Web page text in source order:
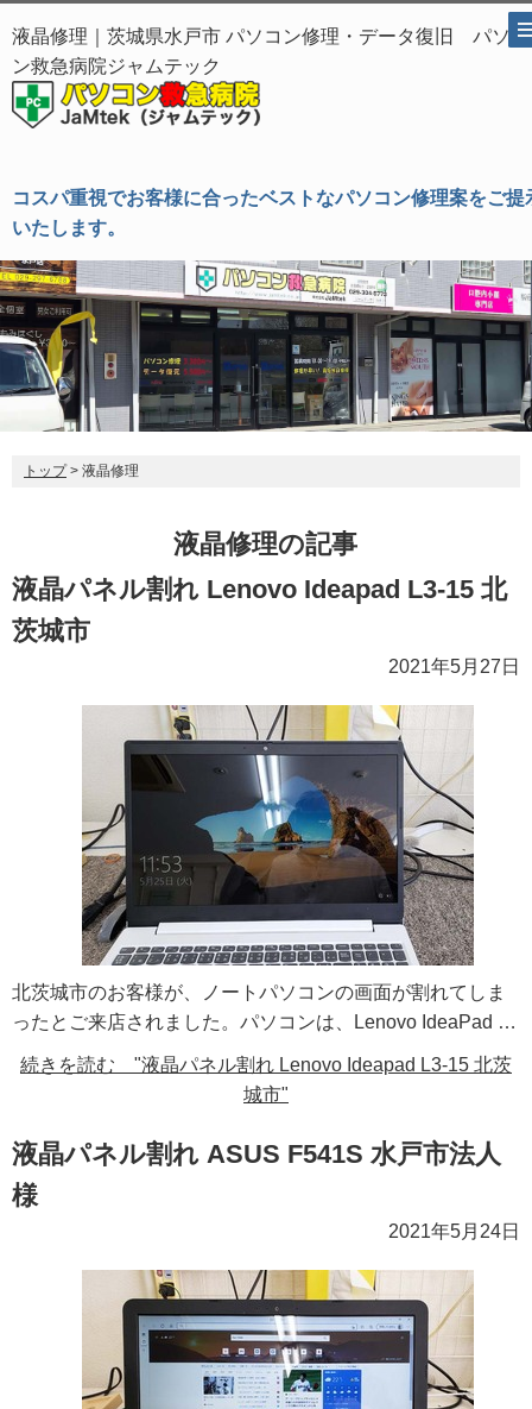
液晶修理｜茨城県水戸市 パソコン修理・データ復旧 パソコ
ン救急病院ジャムテック
コスパ重視でお客様に合ったベストなパソコン修理案をご提
いたします。
トップ> 液晶修理
液晶修理の記事
液晶パネル割れ Lenovo Ideapad L3-15 北
茨城市
2021年5月27日
北茨城市のお客様が、ノートパソコンの画面が割れてしま
ったとご来店されました。パソコンは、Lenovo IdeaPad …
続きを読む "液晶パネル割れ Lenovo Ideapad L3-15 北茨
城市"
液晶パネル割れ ASUS F541S 水戸市法人
様
2021年5月24日